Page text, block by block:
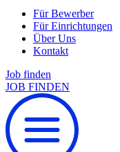
Für Bewerber
Für Einrichtungen
Über Uns
Kontakt
Job finden
JOB FINDEN